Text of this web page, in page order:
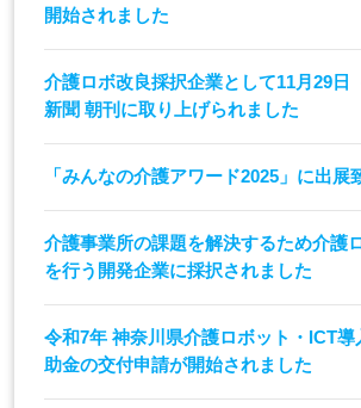
開始されました
介護ロボ改良採択企業として11月29日
新聞 朝刊に取り上げられました
「みんなの介護アワード2025」に出展
介護事業所の課題を解決するため介護
を行う開発企業に採択されました
令和7年 神奈川県介護ロボット・ICT導
助金の交付申請が開始されました